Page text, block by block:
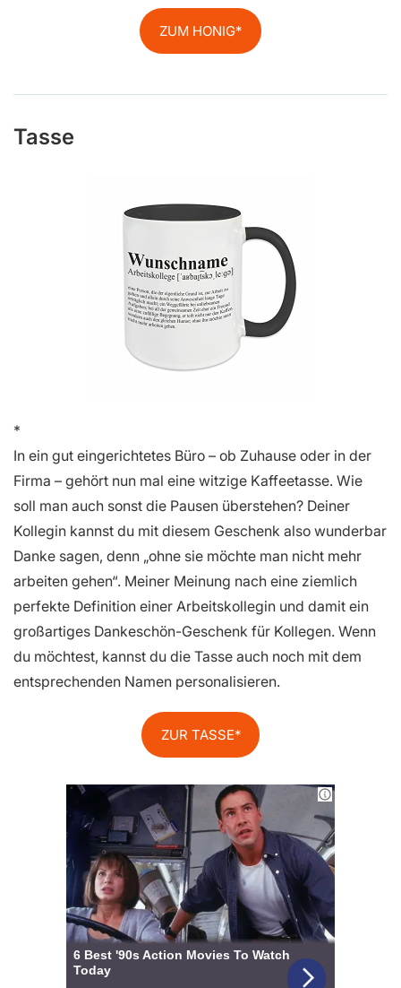
ZUM HONIG
Tasse
In ein gut eingerichtetes Büro – ob Zuhause oder in der
Firma – gehört nun mal eine witzige Kaffeetasse. Wie
soll man auch sonst die Pausen überstehen? Deiner
Kollegin kannst du mit diesem Geschenk also wunderbar
Danke sagen, denn „ohne sie möchte man nicht mehr
arbeiten gehen“. Meiner Meinung nach eine ziemlich
perfekte Definition einer Arbeitskollegin und damit ein
großartiges Dankeschön-Geschenk für Kollegen. Wenn
du möchtest, kannst du die Tasse auch noch mit dem
entsprechenden Namen personalisieren.
ZUR TASSE